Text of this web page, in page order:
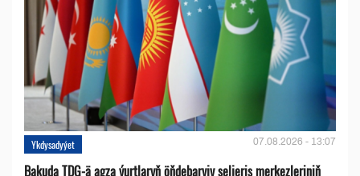
Ykdysadyýet 07.08.2026 - 13:07
Bakuda TDG-ä agza ýurtlaryň öňdebaryjy seljeriş merkezleriniň